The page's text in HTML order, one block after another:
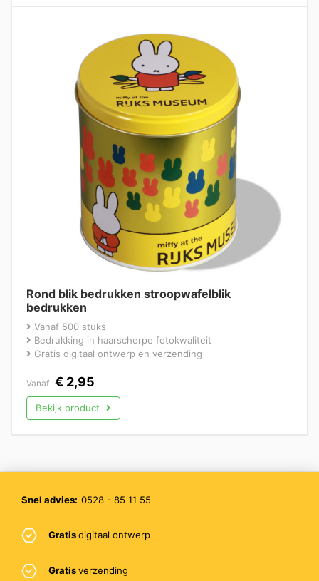
Rond blik bedrukken stroopwafelblik
bedrukken
Vanaf 500 stuks
Bedrukking in haarscherpe fotokwaliteit
Gratis digitaal ontwerp en verzending
Vanaf € 2,95
Bekijk product
Snel advies: 0528 - 85 11 55
Gratisdigitaal ontwerp
Gratisverzending